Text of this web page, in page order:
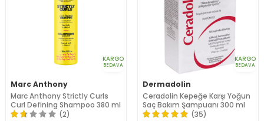
KARGO
BEDAVA
Marc Anthony
Marc Anthony Strictly Curls
Curl Defining Shampoo 380 ml
(2)
KARGO
BEDAVA
Dermadolin
Ceradolin Kepeğe Karşı Yoğun
Saç Bakım Şampuanı 300 ml
(35)